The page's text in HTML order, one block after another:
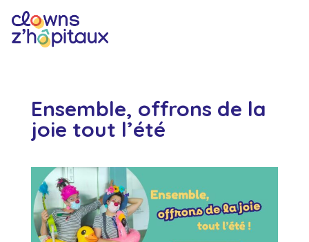
Ensemble, offrons de la
joie tout l’été